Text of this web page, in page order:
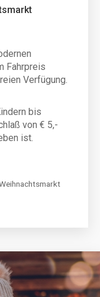
Fahrpreis
Verfügung.
bis
von € 5,-
ist.